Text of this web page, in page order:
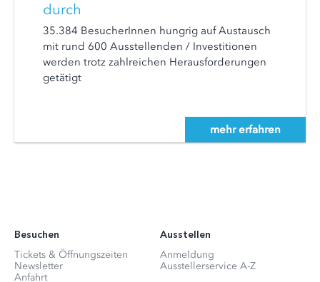
durch
35.384 BesucherInnen hungrig auf Austausch
mit rund 600 Ausstellenden / Investitionen
werden trotz zahlreichen Herausforderungen
getätigt
mehr erfahren
Besuchen
Tickets & Öffnungszeiten
Newsletter
Anfahrt
Ausstellen
Anmeldung
Ausstellerservice A-Z